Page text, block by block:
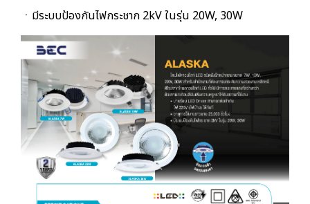
ㆍมีระบบป้องกันไฟกระชาก 2kV ในรุ่น 20W, 30W